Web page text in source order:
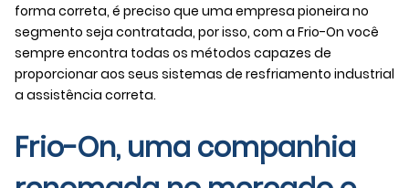
forma correta, é preciso que uma empresa pioneira no
segmento seja contratada, por isso, com a Frio-On você
sempre encontra todas os métodos capazes de
proporcionar aos seus sistemas de resfriamento industrial
a assistência correta.
Frio-On, uma companhia